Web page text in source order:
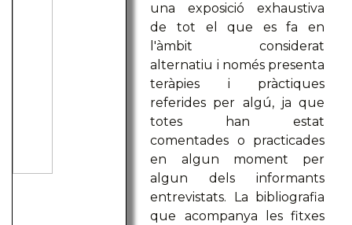
una exposició exhaustiva
de tot el que es fa en
l'àmbit considerat
alternatiu i només presenta
teràpies i pràctiques
referides per algú, ja que
totes han estat
comentades o practicades
en algun moment per
algun dels informants
entrevistats. La bibliografia
que acompanya les fitxes